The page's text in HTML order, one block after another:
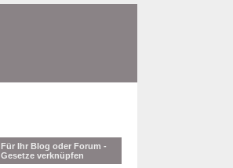
Für Ihr Blog oder Forum -
Gesetze verknüpfen